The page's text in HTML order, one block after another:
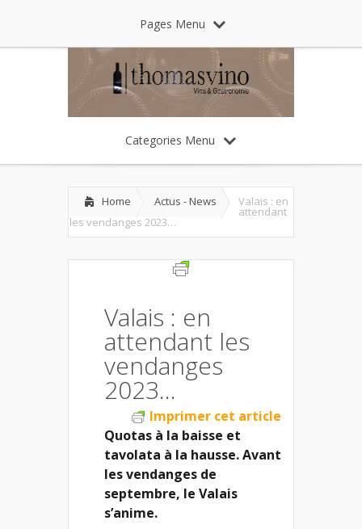
Pages Menu
Categories Menu
Home Actus - News Valais : en
attendant
les vendanges 2023…
Valais : en
attendant les
vendanges
2023…
Imprimer cet article
Quotas à la baisse et
tavolata à la hausse. Avant
les vendanges de
septembre, le Valais
s’anime.